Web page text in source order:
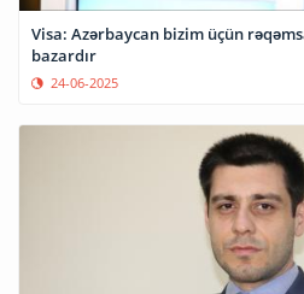
Visa: Azərbaycan bizim üçün
bazardır
24-06-2025